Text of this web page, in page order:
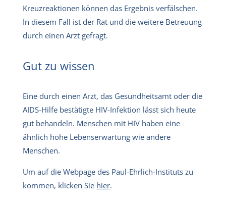
Kreuzreaktionen können das Ergebnis verfälschen.
In diesem Fall ist der Rat und die weitere Betreuung
durch einen Arzt gefragt.
Gut zu wissen
Eine durch einen Arzt, das Gesundheitsamt oder die
AIDS-Hilfe bestätigte HIV-Infektion lässt sich heute
gut behandeln. Menschen mit HIV haben eine
ähnlich hohe Lebenserwartung wie andere
Menschen.
Um auf die Webpage des Paul-Ehrlich-Instituts zu
kommen, klicken Sie hier.